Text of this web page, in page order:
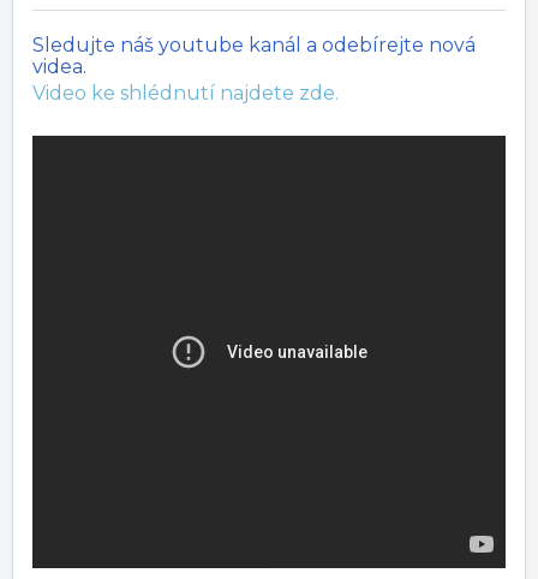
Sledujte náš youtube kanál a odebírejte nová
videa.
Video ke shlédnutí najdete zde.